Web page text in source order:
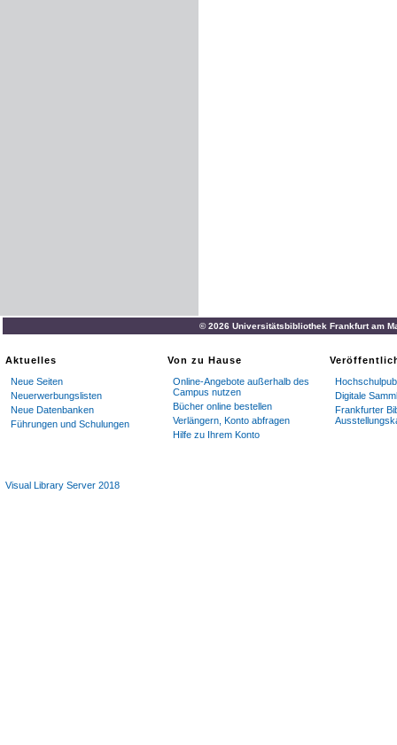
© 2026 Universitätsbibliothek Frankfurt am
Aktuelles
Neue Seiten
Neuerwerbungslisten
Neue Datenbanken
Führungen und Schulungen
Von zu Hause
Online-Angebote außerhalb des
Campus nutzen
Bücher online bestellen
Verlängern, Konto abfragen
Hilfe zu Ihrem Konto
Digitale
Frankfurter
Visual Library Server 2018